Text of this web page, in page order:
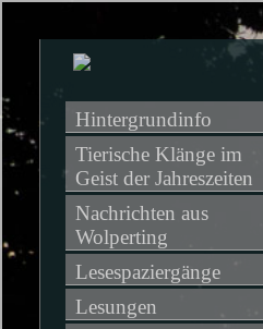
Hintergrundinfo
Tierische Klänge im
Geist der Jahreszeiten
Nachrichten aus
Wolperting
Lesespaziergänge
Lesungen